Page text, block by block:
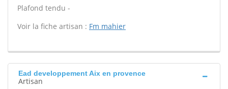
Plafond tendu -
Voir la fiche artisan : Fm mahier
Ead developpement Aix en provence
Artisan